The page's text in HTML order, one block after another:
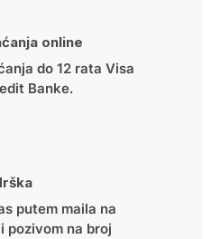
online
do 12 rata Visa
Banke.
putem maila na
pozivom na broj